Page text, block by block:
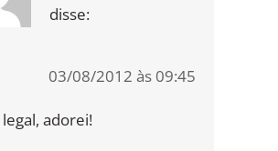
disse:
03/08/2012 às 09:45
adorei!